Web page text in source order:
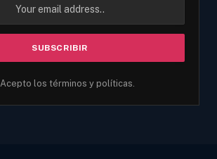
Acepto los términos y políticas.